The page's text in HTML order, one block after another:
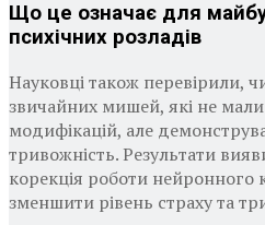
Що це означає для
психічних розладів
Науковці також перевірили,
звичайних мишей, які не
модифікацій, але
тривожність. Результати
корекція роботи
зменшити рівень страху та